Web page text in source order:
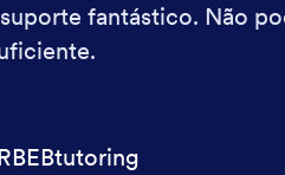
fantástico. Não
RBEBtutoring